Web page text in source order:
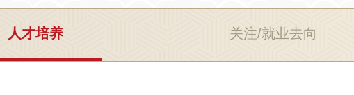
人才培养 关注/就业去向